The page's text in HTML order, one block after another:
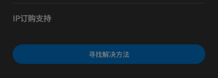
IP订购支持
寻找解决方法